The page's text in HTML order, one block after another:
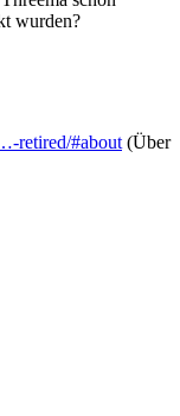
wurden?
retired/#about (Über